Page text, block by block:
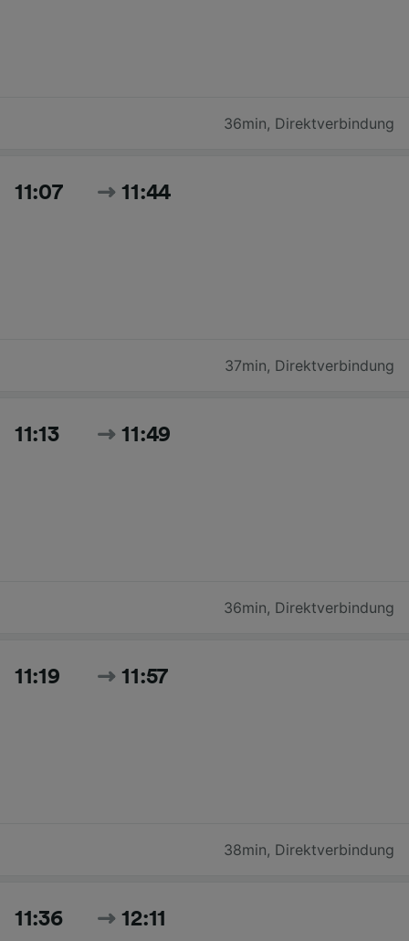
36min, Direktverbindung
11:07 11:44
37min, Direktverbindung
11:13 11:49
36min, Direktverbindung
11:19 11:57
38min, Direktverbindung
11:36 12:11